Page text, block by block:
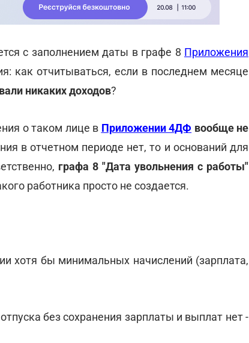
с заполнением даты в графе 8 Приложения
как отчитываться, если в последнем месяце
никаких доходов?
о таком лице в Приложении 4ДФ вообще не
в отчетном периоде нет, то и оснований для
графа 8 "Дата увольнения с работы"
работника просто не создается.
хотя бы минимальных начислений (зарплата,
без сохранения зарплаты и выплат нет -